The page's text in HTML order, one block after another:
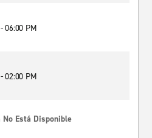
06:00 PM
02:00 PM
No Está Disponible